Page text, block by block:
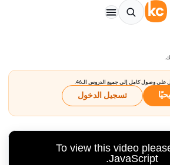
وصول كامل إلى جميع الدروس الـ46.
تسجيل الدخول
To view this video
JavaScript.